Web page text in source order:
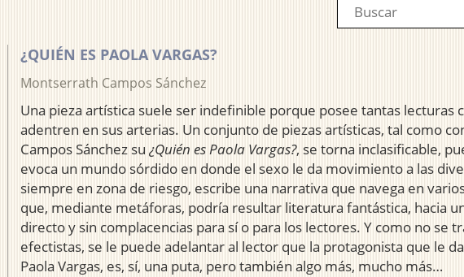
¿QUIÉN ES PAOLA VARGAS?
Montserrath Campos Sánchez
Una pieza artística suele ser indefinible porque posee tantas lecturas
adentren en sus arterias. Un conjunto de piezas artísticas, tal como
Campos Sánchez su ¿Quién es Paola Vargas?, se torna inclasificable,
evoca un mundo sórdido en donde el sexo le da movimiento a las
siempre en zona de riesgo, escribe una narrativa que navega en
que, mediante metáforas, podría resultar literatura fantástica, hacia
directo y sin complacencias para sí o para los lectores. Y como no se
efectistas, se le puede adelantar al lector que la protagonista que le
Paola Vargas, es, sí, una puta, pero también algo más, mucho más…